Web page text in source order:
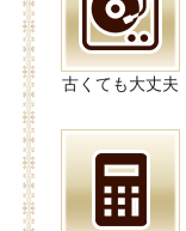
古くても大丈夫